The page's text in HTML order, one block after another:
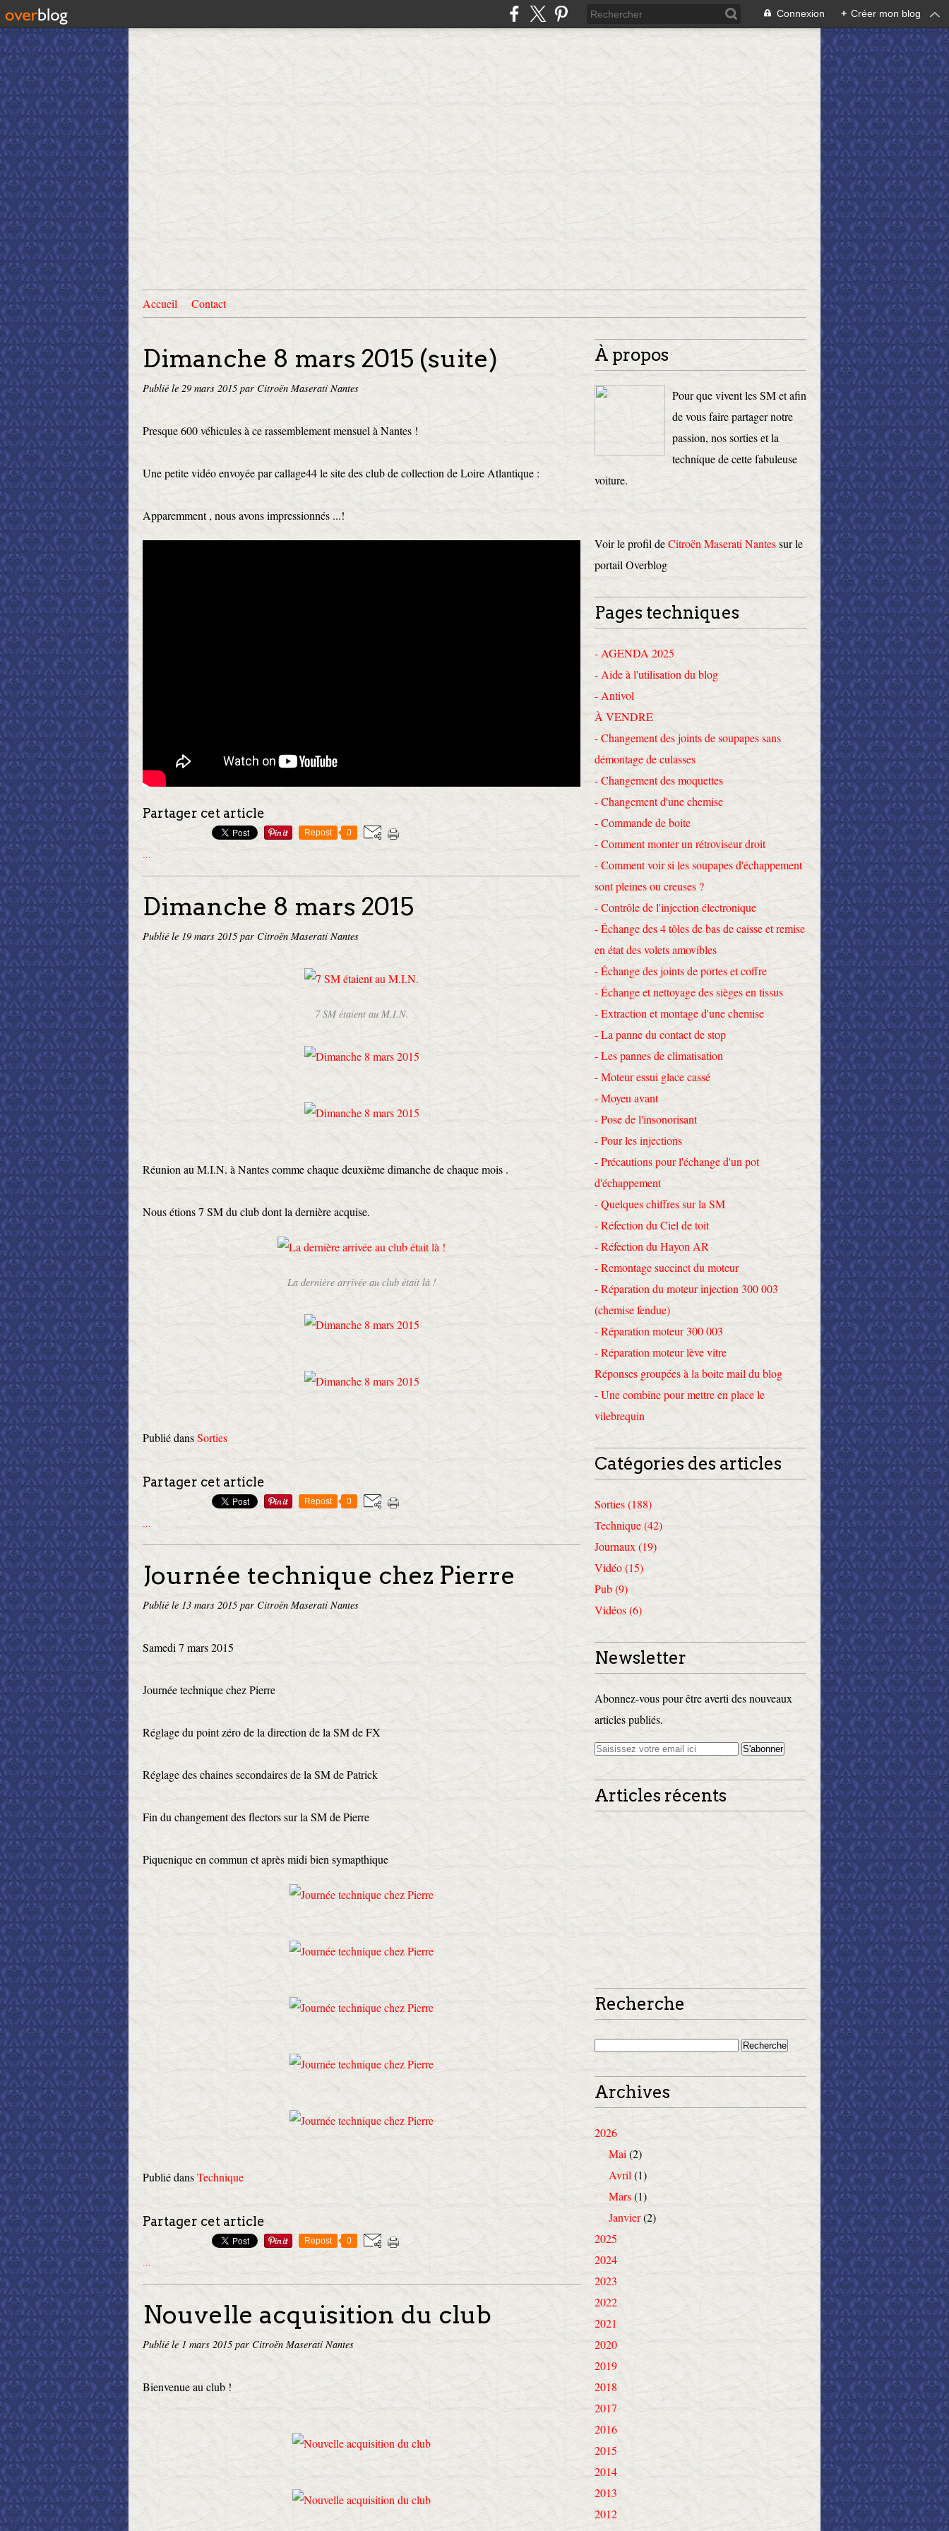
Connexion + Créer mon blog
Accueil Contact
Dimanche 8 mars 2015 (suite)
Publié le 29 mars 2015 par Citroën Maserati Nantes
Presque 600 véhicules à ce rassemblement mensuel à Nantes !
Une petite vidéo envoyée par callage44 le site des club de collection de Loire Atlantique :
Apparemment , nous avons impressionnés ...!
Partager cet article
Repost 0
…
Dimanche 8 mars 2015
Publié le 19 mars 2015 par Citroën Maserati Nantes
7 SM étaient au M.I.N.
Réunion au M.I.N. à Nantes comme chaque deuxième dimanche de chaque mois .
Nous étions 7 SM du club dont la dernière acquise.
La dernière arrivée au club était là !
Publié dansSorties
Partager cet article
Repost 0
…
Journée technique chez Pierre
Publié le 13 mars 2015 par Citroën Maserati Nantes
Samedi 7 mars 2015
Journée technique chez Pierre
Réglage du point zéro de la direction de la SM de FX
Réglage des chaines secondaires de la SM de Patrick
Fin du changement des flectors sur la SM de Pierre
Piquenique en commun et après midi bien symapthique
Publié dansTechnique
Partager cet article
Repost 0
…
Nouvelle acquisition du club
Publié le 1 mars 2015 par Citroën Maserati Nantes
Bienvenue au club !
À propos
Pour que vivent les SM et afin
de vous faire partager notre
passion, nos sorties et la
technique de cette fabuleuse
voiture.
Voir le profil deCitroën Maserati Nantessur le
portail Overblog
Pages techniques
- AGENDA 2025
- Aide à l'utilisation du blog
- Antivol
À VENDRE
- Changement des joints de soupapes sans
démontage de culasses
- Changement des moquettes
- Changement d'une chemise
- Commande de boite
- Comment monter un rétroviseur droit
- Comment voir si les soupapes d'échappement
sont pleines ou creuses ?
- Contrôle de l'injection électronique
- Échange des 4 tôles de bas de caisse et remise
en état des volets amovibles
- Échange des joints de portes et coffre
- Échange et nettoyage des sièges en tissus
- Extraction et montage d'une chemise
- La panne du contact de stop
- Les pannes de climatisation
- Moteur essui glace cassé
- Moyeu avant
- Pose de l'insonorisant
- Pour les injections
- Précautions pour l'échange d'un pot
d'échappement
- Quelques chiffres sur la SM
- Réfection du Ciel de toit
- Réfection du Hayon AR
- Remontage succinct du moteur
- Réparation du moteur injection 300 003
(chemise fendue)
- Réparation moteur 300 003
- Réparation moteur lève vitre
Réponses groupées à la boite mail du blog
- Une combine pour mettre en place le
vilebrequin
Catégories des articles
Sorties (188)
Technique (42)
Journaux (19)
Vidéo (15)
Pub (9)
Vidéos (6)
Newsletter
Abonnez-vous pour être averti des nouveaux
articles publiés.
Articles récents
Recherche
Archives
2026
Mai (2)
Avril (1)
Mars(1)
Janvier(2)
2025
2024
2023
2022
2021
2020
2019
2018
2017
2016
2015
2014
2013
2012